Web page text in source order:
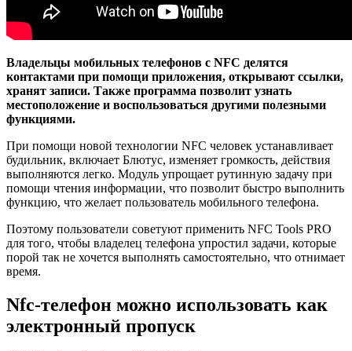
Владельцы мобильных телефонов с NFC делятся
контактами при помощи приложения, открывают ссылки,
хранят записи. Также программа позволит узнать
местоположение и воспользоваться другими полезными
функциями.
При помощи новой технологии NFC человек устанавливает
будильник, включает Блютус, изменяет громкость, действия
выполняются легко. Модуль упрощает рутинную задачу при
помощи чтения информации, что позволит быстро выполнить
функцию, что желает пользователь мобильного телефона.
Поэтому пользователи советуют применить NFC Tools PRO
для того, чтобы владелец телефона упростил задачи, которые
порой так не хочется выполнять самостоятельно, что отнимает
время.
Nfc-телефон можно использовать как
электронный пропуск